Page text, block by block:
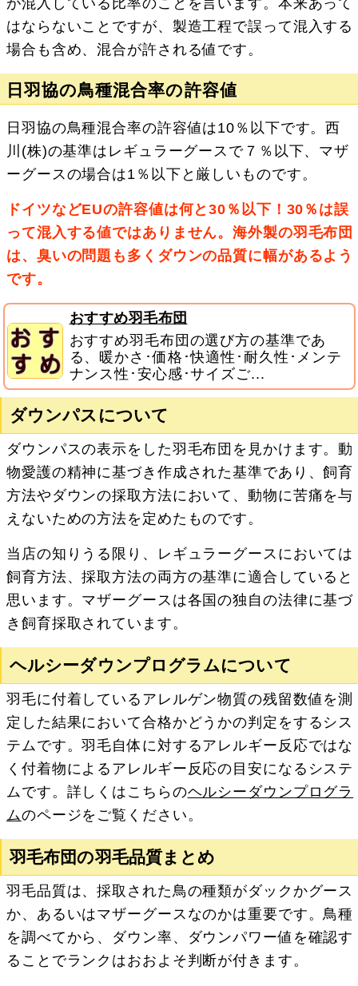
が混入している比率のことを言います。本来あって
はならないことですが、製造工程で誤って混入する
場合も含め、混合が許される値です。
日羽協の鳥種混合率の許容値
日羽協の鳥種混合率の許容値は10％以下です。西
川(株)の基準はレギュラーグースで７％以下、マザ
ーグースの場合は1％以下と厳しいものです。
ドイツなどEUの許容値は何と30％以下！30％は誤
って混入する値ではありません。海外製の羽毛布団
は、臭いの問題も多くダウンの品質に幅があるよう
です。
おすすめ羽毛布団
おすすめ羽毛布団の選び方の基準であ
る、暖かさ･価格･快適性･耐久性･メンテ
ナンス性･安心感･サイズご...
ダウンパスについて
ダウンパスの表示をした羽毛布団を見かけます。動
物愛護の精神に基づき作成された基準であり、飼育
方法やダウンの採取方法において、動物に苦痛を与
えないための方法を定めたものです。
当店の知りうる限り、レギュラーグースにおいては
飼育方法、採取方法の両方の基準に適合していると
思います。マザーグースは各国の独自の法律に基づ
き飼育採取されています。
ヘルシーダウンプログラムについて
羽毛に付着しているアレルゲン物質の残留数値を測
定した結果において合格かどうかの判定をするシス
テムです。羽毛自体に対するアレルギー反応ではな
く付着物によるアレルギー反応の目安になるシステ
ムです。詳しくはこちらのヘルシーダウンプログラ
ムのページをご覧ください。
羽毛布団の羽毛品質まとめ
羽毛品質は、採取された鳥の種類がダックかグース
か、あるいはマザーグースなのかは重要です。鳥種
を調べてから、ダウン率、ダウンパワー値を確認す
ることでランクはおおよそ判断が付きます。